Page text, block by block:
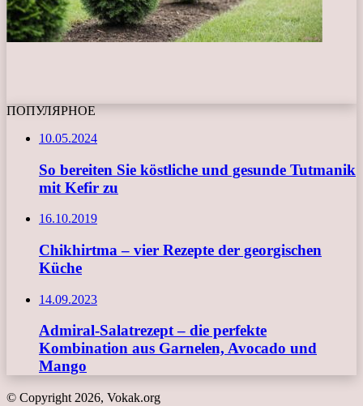
ПОПУЛЯРНОЕ
10.05.2024
So bereiten Sie köstliche und gesunde Tutmanik
mit Kefir zu
16.10.2019
Chikhirtma – vier Rezepte der georgischen
Küche
14.09.2023
Admiral-Salatrezept – die perfekte
Kombination aus Garnelen, Avocado und
Mango
© Copyright 2026, Vokak.org